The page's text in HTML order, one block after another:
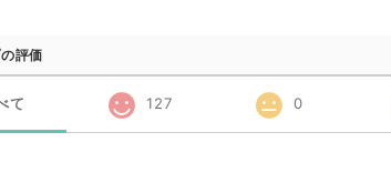
評価
て 127 0